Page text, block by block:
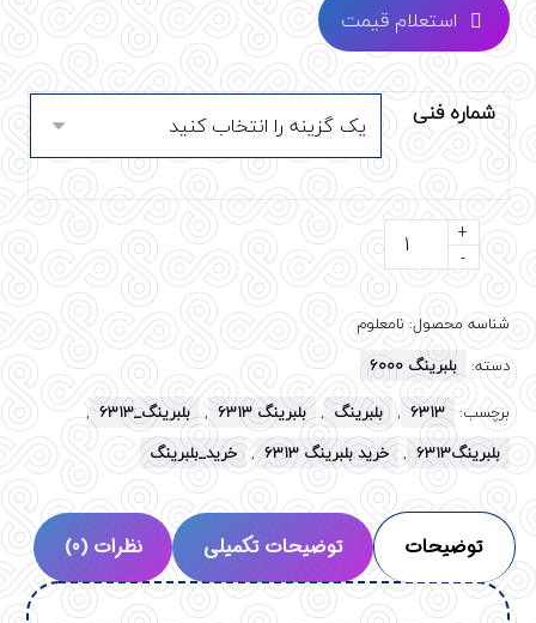
استعلام قیمت
شماره فنی
+
-
شناسه محصول:نامعلوم
دسته:
بلبرینگ 6000
برچسب: 6313
, بلبرینگ , بلبرینگ 6313 , بلبرینگ_6313
,
بلبرینگ6313
, خرید بلبرینگ 6313 , خرید_بلبرینگ
توضیحات توضیحات تکمیلی نظرات (0)